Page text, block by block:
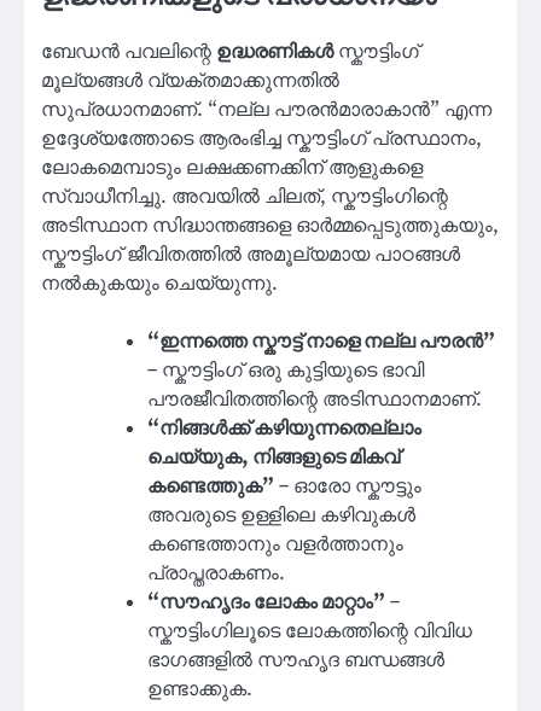
ബേഡൻ പവലിന്റെ ഉദ്ധരണികൾസ്കൗട്ടിംഗ്
മൂല്യങ്ങൾ വ്യക്തമാക്കുന്നതിൽ
സുപ്രധാനമാണ്. “നല്ല പൗരൻമാരാകാൻ” എന്ന
ഉദ്ദേശ്യത്തോടെ ആരംഭിച്ച സ്കൗട്ടിംഗ് പ്രസ്ഥാനം,
ലോകമെമ്പാടും ലക്ഷക്കണക്കിന് ആളുകളെ
സ്വാധീനിച്ചു. അവയിൽ ചിലത്, സ്കൗട്ടിംഗിന്റെ
അടിസ്ഥാന സിദ്ധാന്തങ്ങളെ ഓർമ്മപ്പെടുത്തുകയും,
സ്കൗട്ടിംഗ് ജീവിതത്തിൽ അമൂല്യമായ പാഠങ്ങൾ
നൽകുകയും ചെയ്യുന്നു.
“ഇന്നത്തെ സ്കൗട്ട് നാളെ നല്ല പൗരൻ”
– സ്കൗട്ടിംഗ് ഒരു കുട്ടിയുടെ ഭാവി
പൗരജീവിതത്തിന്റെ അടിസ്ഥാനമാണ്.
“നിങ്ങൾക്ക് കഴിയുന്നതെല്ലാം
ചെയ്യുക, നിങ്ങളുടെ മികവ്
കണ്ടെത്തുക” – ഓരോ സ്കൗട്ടും
അവരുടെ ഉള്ളിലെ കഴിവുകൾ
കണ്ടെത്താനും വളർത്താനും
പ്രാപ്തരാകണം.
“സൗഹൃദം ലോകം മാറ്റാം” –
സ്കൗട്ടിംഗിലൂടെ ലോകത്തിന്റെ വിവിധ
ഭാഗങ്ങളിൽ സൗഹൃദ ബന്ധങ്ങൾ
ഉണ്ടാക്കുക.